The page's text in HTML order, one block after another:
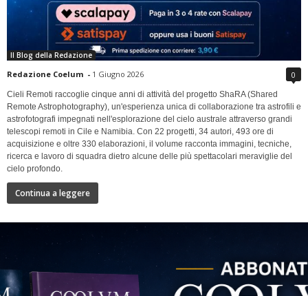
Il Blog della Redazione
Redazione Coelum - 1 Giugno 2026 0
Cieli Remoti raccoglie cinque anni di attività del progetto ShaRA (Shared
Remote Astrophotography), un'esperienza unica di collaborazione tra astrofili e
astrofotografi impegnati nell'esplorazione del cielo australe attraverso grandi
telescopi remoti in Cile e Namibia. Con 22 progetti, 34 autori, 493 ore di
acquisizione e oltre 330 elaborazioni, il volume racconta immagini, tecniche,
ricerca e lavoro di squadra dietro alcune delle più spettacolari meraviglie del
cielo profondo.
Continua a leggere